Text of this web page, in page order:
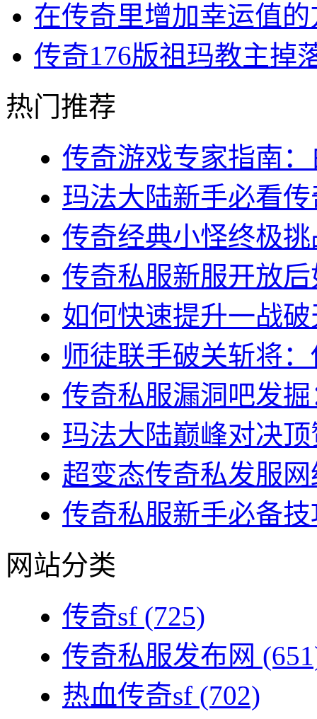
在传奇里增加幸运值的
传奇176版祖玛教主掉
热门推荐
传奇游戏专家指南
玛法大陆新手必看
传奇经典小怪终极
传奇私服新服开放
如何快速提升一战
师徒联手破关斩将
传奇私服漏洞吧发
玛法大陆巅峰对决
超变态传奇私发服
传奇私服新手必备
网站分类
传奇sf (725)
传奇私服发布网
热血传奇sf (702)